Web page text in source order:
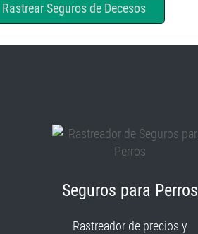
Rastrear Seguros de Decesos
Seguros para Perros
Rastreador de precios y